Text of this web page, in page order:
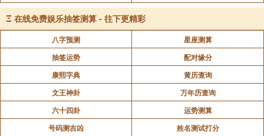
Ξ 在线免费娱乐抽签测算 - 往下更精彩
八字预测
星座测算
抽签运势
配对缘分
康熙字典
黄历查询
文王神卦
万年历查询
六十四卦
运势测算
号码测吉凶
姓名测试打分